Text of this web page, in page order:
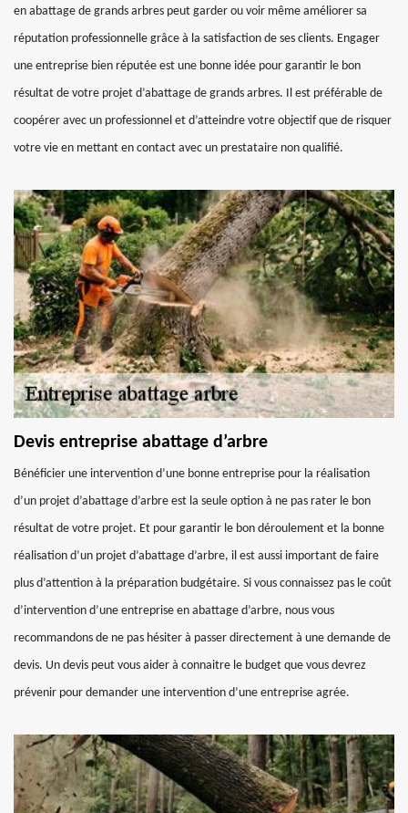
en abattage de grands arbres peut garder ou voir même améliorer sa
réputation professionnelle grâce à la satisfaction de ses clients. Engager
une entreprise bien réputée est une bonne idée pour garantir le bon
résultat de votre projet d’abattage de grands arbres. Il est préférable de
coopérer avec un professionnel et d’atteindre votre objectif que de risquer
votre vie en mettant en contact avec un prestataire non qualifié.
Devis entreprise abattage d’arbre
Bénéficier une intervention d’une bonne entreprise pour la réalisation
d’un projet d’abattage d’arbre est la seule option à ne pas rater le bon
résultat de votre projet. Et pour garantir le bon déroulement et la bonne
réalisation d’un projet d’abattage d’arbre, il est aussi important de faire
plus d’attention à la préparation budgétaire. Si vous connaissez pas le coût
d’intervention d’une entreprise en abattage d’arbre, nous vous
recommandons de ne pas hésiter à passer directement à une demande de
devis. Un devis peut vous aider à connaitre le budget que vous devrez
prévenir pour demander une intervention d’une entreprise agrée.